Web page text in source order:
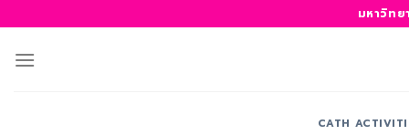
ไป
ยัง
มหาวิท
CATH